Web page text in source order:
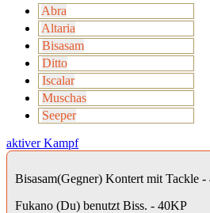
Abra
Altaria
Bisasam
Ditto
Iscalar
Muschas
Seeper
aktiver Kampf
Bisasam(Gegner) Kontert mit Tackle
Fukano (Du) benutzt Biss. - 40KP